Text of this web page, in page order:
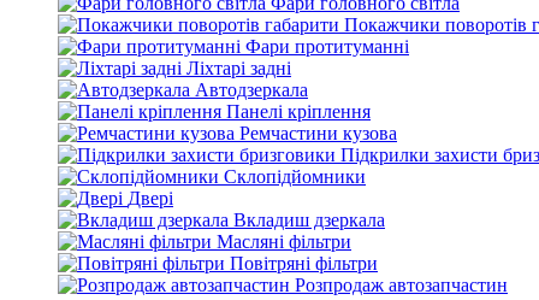
Покажчики поворотів
Фари протитуманні
Ліхтарі задні
Автодзеркала
Панелі кріплення
Ремчастини кузова
Підкрилки захисти
Склопідйомники
Двері
Вкладиш дзеркала
Масляні фільтри
Повітряні фільтри
Розпродаж автозапчастин